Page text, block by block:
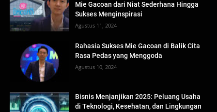
Mie Gacoan dari Niat Sederhana Hingga
Sukses Menginspirasi
Agustus 11, 2024
Rahasia Sukses Mie Gacoan di Balik Cita
Rasa Pedas yang Menggoda
Agustus 10, 2024
Bisnis Menjanjikan 2025: Peluang Usaha
di Teknologi, Kesehatan, dan Lingkungan